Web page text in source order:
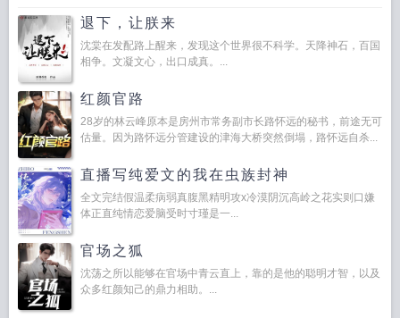
退下，让朕来
沈棠在发配路上醒来，发现这个世界很不科学。天降神石，百国
相争。文凝文心，出口成真。...
红颜官路
28岁的林云峰原本是房州市常务副市长路怀远的秘书，前途无可
估量。因为路怀远分管建设的津海大桥突然倒塌，路怀远自杀...
直播写纯爱文的我在虫族封神
全文完结假温柔病弱真腹黑精明攻x冷漠阴沉高岭之花实则口嫌
体正直纯情恋爱脑受时寸瑾是一...
官场之狐
沈荡之所以能够在官场中青云直上，靠的是他的聪明才智，以及
众多红颜知己的鼎力相助。...